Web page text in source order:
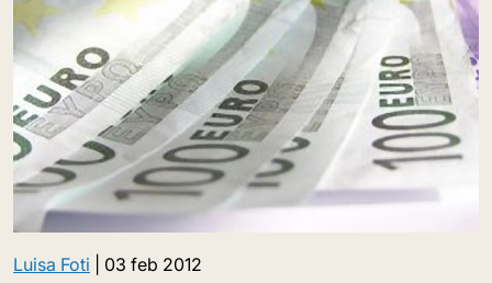
Luisa Foti 03 feb 2012